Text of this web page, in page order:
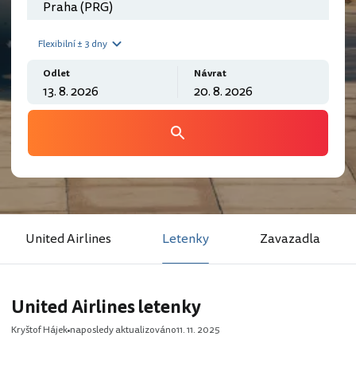
Flexibilní ± 3 dny
Odlet Návrat
United Airlines Letenky Zavazadla
United Airlines letenky
Kryštof Hájek naposledy aktualizováno11. 11. 2025